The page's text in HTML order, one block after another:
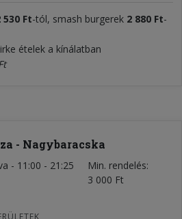
530 Ft-tól, smash burgerek 2 880 Ft-
ételek a kínálatban
- Nagybaracska
- 11:00 - 21:25
Min. rendelés
3 000 Ft